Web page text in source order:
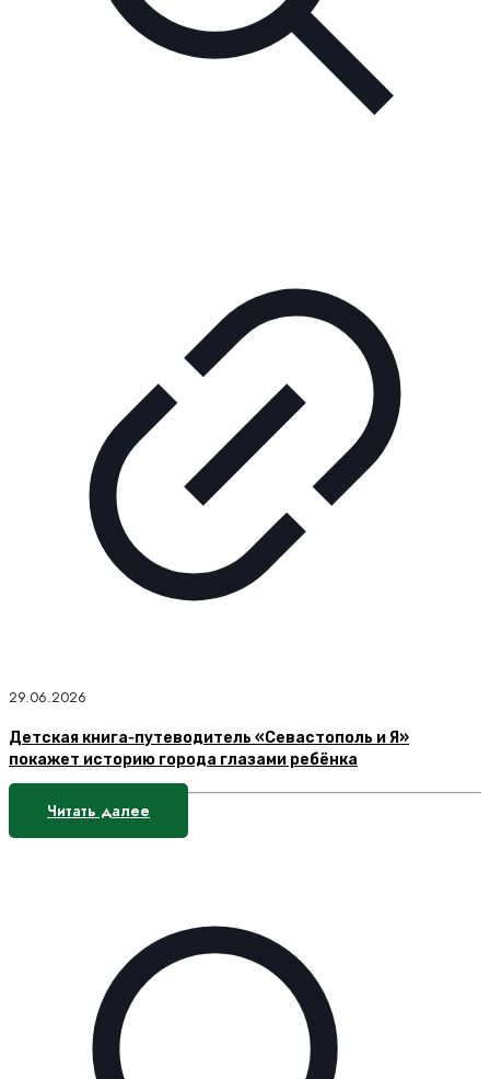
29.06.2026
Детская книга‑путеводитель «Севастополь и Я»
покажет историю города глазами ребёнка
Читать далее